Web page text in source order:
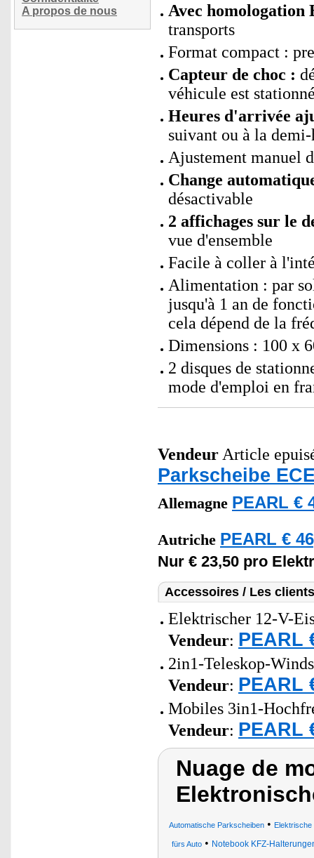
A propos de nous
Avec homologation
transports
Format compact :
Capteur de choc :
véhicule est
Heures d'arrivée
suivant ou à la
Ajustement manuel
Change
désactivable
2 affichages sur le
vue d'ensemble
Facile à coller à
Alimentation : par
jusqu'à 1 an de
cela dépend de la
Dimensions : 100 x
2 disques de
mode d'emploi en
Vendeur Article
Parkscheibe
Allemagne PEARL €
Autriche PEARL €
Nur € 23,50 pro
Accessoires / Les
Elektrischer 12-V-
Vendeur: PEARL
2in1-Teleskop-
Vendeur: PEARL
Mobiles 3in1-
Vendeur: PEARL
Nuage de
Automatische Parkscheiben • Elektrische
fürs Auto • Notebook KFZ-